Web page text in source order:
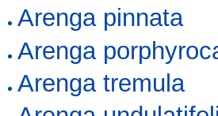
Arenga pinnata
Arenga
Arenga tremula